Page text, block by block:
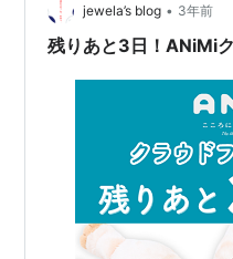
jewela’s blog • 3年前
残りあと3日！ANiMi